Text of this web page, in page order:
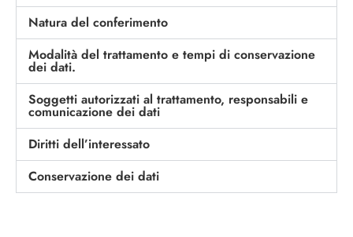
Natura del conferimento
Modalità del trattamento e tempi di conservazione
dei dati.
Soggetti autorizzati al trattamento, responsabili e
comunicazione dei dati
Diritti dell’interessato
Conservazione dei dati